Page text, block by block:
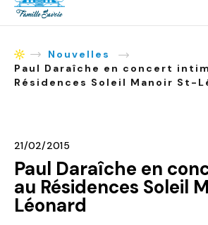
AccueilNouvelles
Paul Daraîche en concert
Résidences Soleil Manoir St-
21/02/2015
Paul Daraîche en
au Résidences Soleil
Léonard